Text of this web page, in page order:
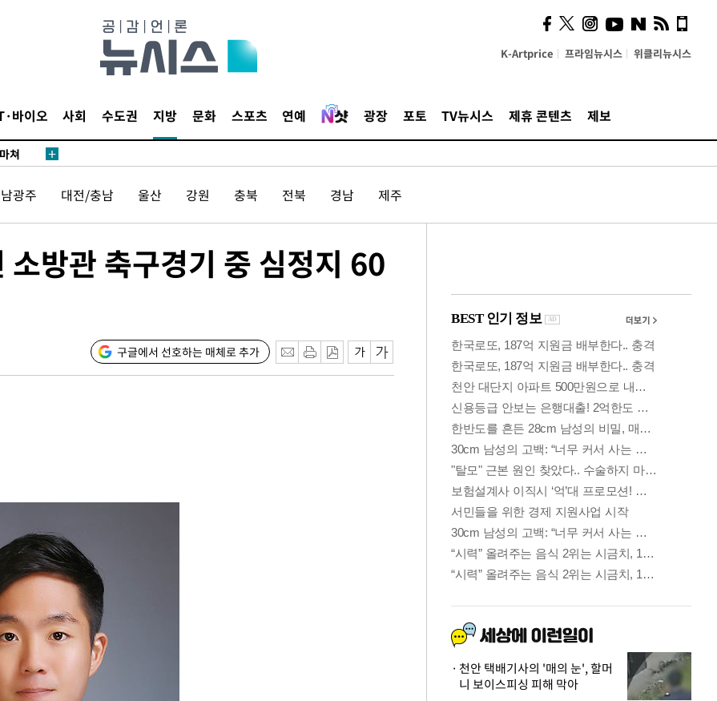
K-Artprice 프라임뉴시스 위클리뉴시스
바이오 사회 수도권 지방 문화 스포츠 연예 광장 포토 TV뉴시스 제휴 콘텐츠 제보
]
제 대
'
쳐
기소
수…이
개시
지 못
'
기소
광주 대전/충남 울산 강원 충북 전북 경남 제주
방관 축구경기 중 심정지 60
구글에서 선호하는 매체로 추가
시, 스마트폰 액세서리에
NFC 더했다
천안 택배기사의 '매의 눈', 할머
니 보이스피싱 피해 막아